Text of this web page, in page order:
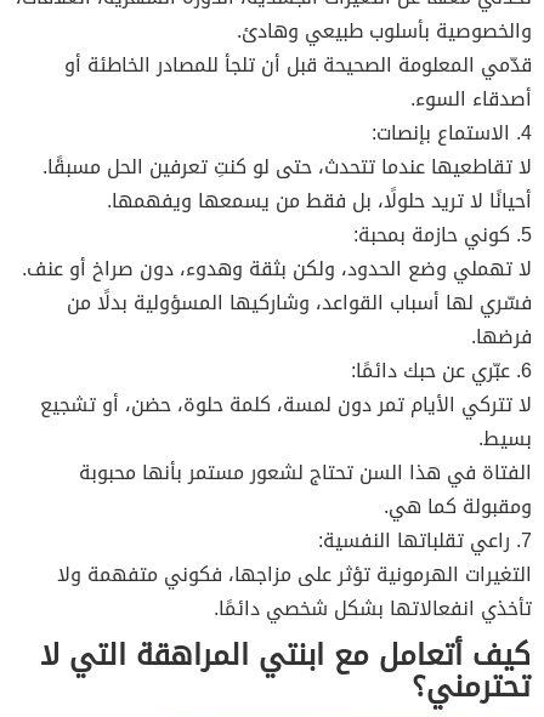
والخصوصية بأسلوب طبيعي وهادئ.
قدّمي المعلومة الصحيحة قبل أن تلجأ للمصادر الخاطئة أو
أصدقاء السوء.
4. الاستماع بإنصات:
لا تقاطعيها عندما تتحدث، حتى لو كنتِ تعرفين الحل مسبقًا.
أحيانًا لا تريد حلولًا، بل فقط من يسمعها ويفهمها.
5. كوني حازمة بمحبة:
لا تهملي وضع الحدود، ولكن بثقة وهدوء، دون صراخ أو عنف.
فسّري لها أسباب القواعد، وشاركيها المسؤولية بدلًا من
فرضها.
6. عبّري عن حبك دائمًا:
لا تتركي الأيام تمر دون لمسة، كلمة حلوة، حضن، أو تشجيع
بسيط.
الفتاة في هذا السن تحتاج لشعور مستمر بأنها محبوبة
ومقبولة كما هي.
7. راعي تقلباتها النفسية:
التغيرات الهرمونية تؤثر على مزاجها، فكوني متفهمة ولا
تأخذي انفعالاتها بشكل شخصي دائمًا.
كيف أتعامل مع ابنتي المراهقة التي لا
تحترمني؟